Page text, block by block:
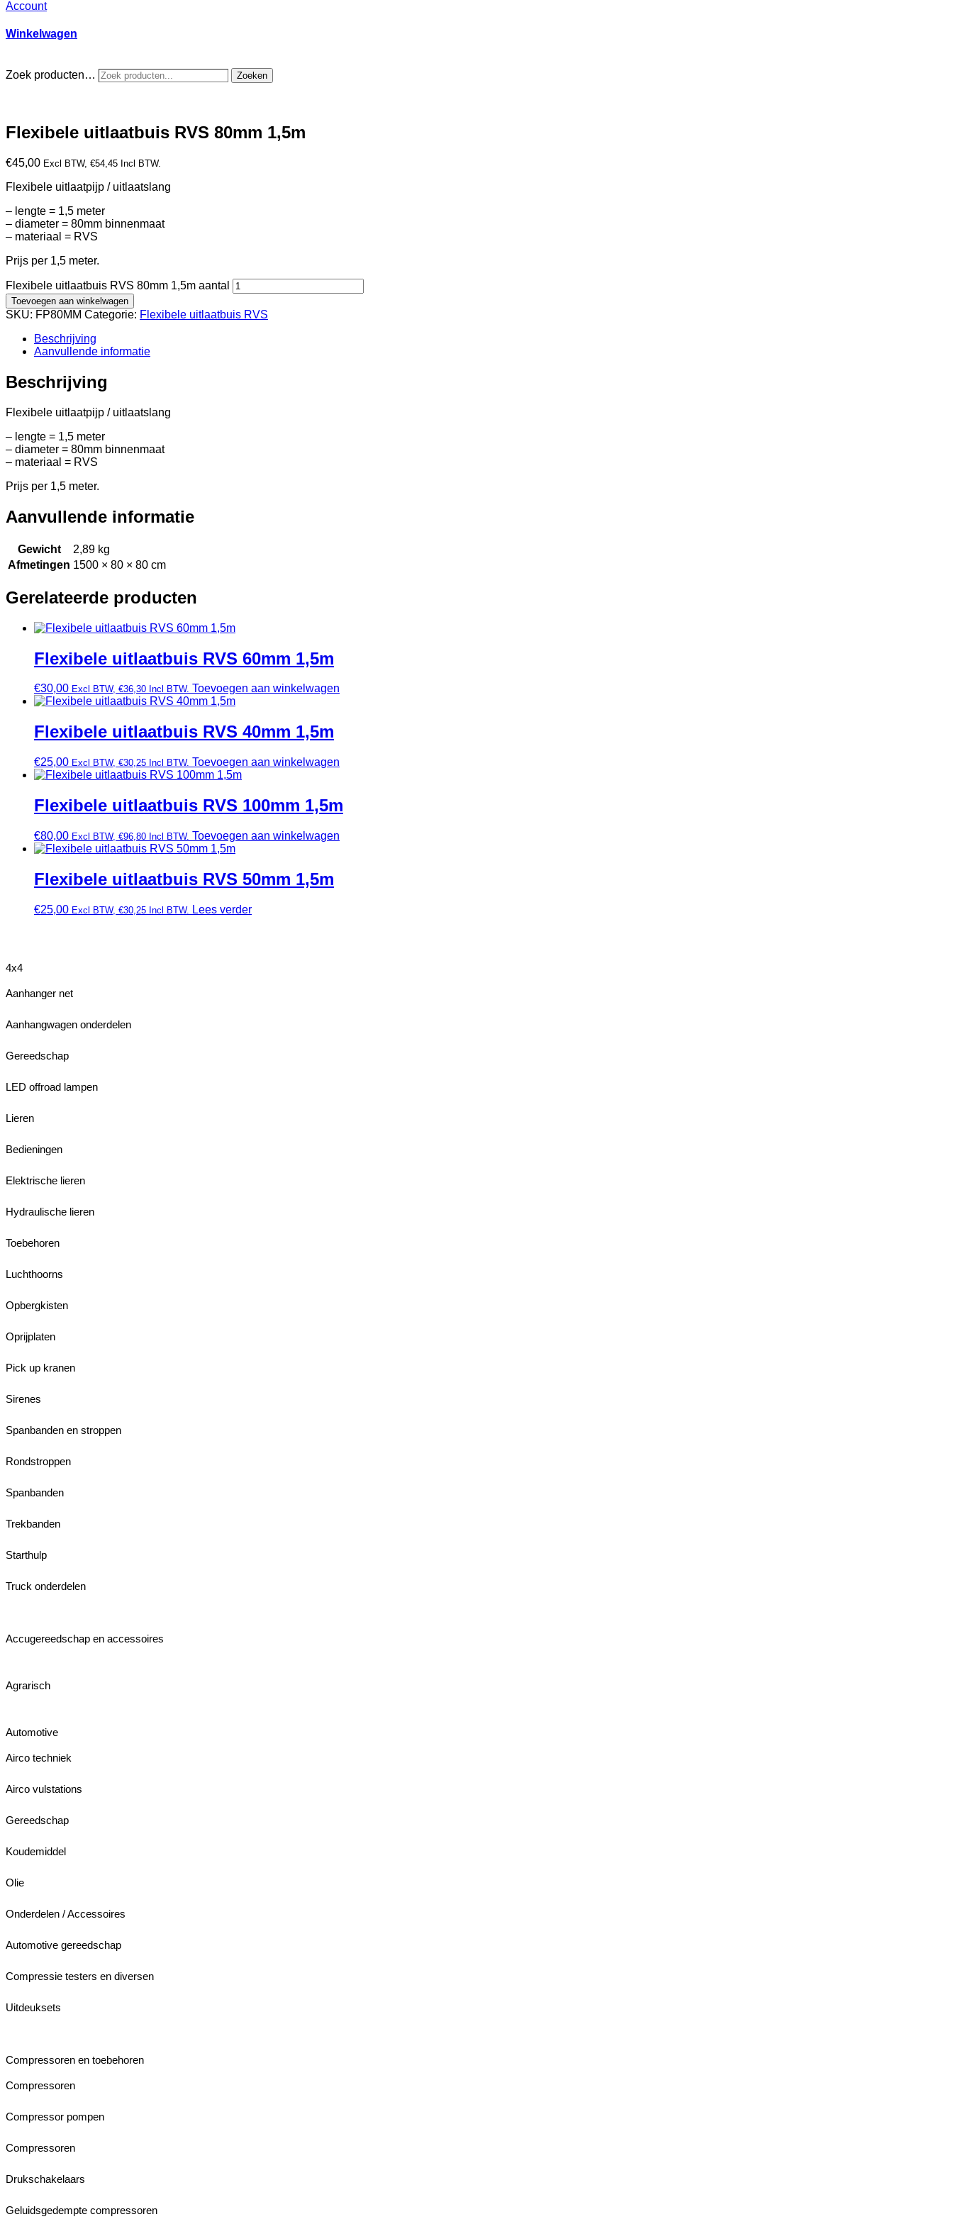
Account
Winkelwagen
Zoek producten… Zoeken
Flexibele uitlaatbuis RVS 80mm 1,5m
€45,00 Excl BTW, €54,45 Incl BTW.
Flexibele uitlaatpijp / uitlaatslang
– lengte = 1,5 meter
– diameter = 80mm binnenmaat
– materiaal = RVS
Prijs per 1,5 meter.
Flexibele uitlaatbuis RVS 80mm 1,5m aantal
Toevoegen aan winkelwagen
SKU: FP80MM Categorie: Flexibele uitlaatbuis RVS
Beschrijving
Aanvullende informatie
Beschrijving
Flexibele uitlaatpijp / uitlaatslang
– lengte = 1,5 meter
– diameter = 80mm binnenmaat
– materiaal = RVS
Prijs per 1,5 meter.
Aanvullende informatie
Gewicht
2,89 kg
Afmetingen 1500 × 80 × 80 cm
Gerelateerde producten
Flexibele uitlaatbuis RVS 60mm 1,5m
€30,00 Excl BTW, €36,30 Incl BTW. Toevoegen aan winkelwagen
Flexibele uitlaatbuis RVS 40mm 1,5m
€25,00 Excl BTW, €30,25 Incl BTW. Toevoegen aan winkelwagen
Flexibele uitlaatbuis RVS 100mm 1,5m
€80,00 Excl BTW, €96,80 Incl BTW. Toevoegen aan winkelwagen
Flexibele uitlaatbuis RVS 50mm 1,5m
€25,00 Excl BTW, €30,25 Incl BTW. Lees verder
4x4
Aanhanger net
Aanhangwagen onderdelen
Gereedschap
LED offroad lampen
Lieren
Bedieningen
Elektrische lieren
Hydraulische lieren
Toebehoren
Luchthoorns
Opbergkisten
Oprijplaten
Pick up kranen
Sirenes
Spanbanden en stroppen
Rondstroppen
Spanbanden
Trekbanden
Starthulp
Truck onderdelen
Accugereedschap en accessoires
Agrarisch
Automotive
Airco techniek
Airco vulstations
Gereedschap
Koudemiddel
Olie
Onderdelen / Accessoires
Automotive gereedschap
Compressie testers en diversen
Uitdeuksets
Compressoren en toebehoren
Compressoren
Compressor pompen
Compressoren
Drukschakelaars
Geluidsgedempte compressoren